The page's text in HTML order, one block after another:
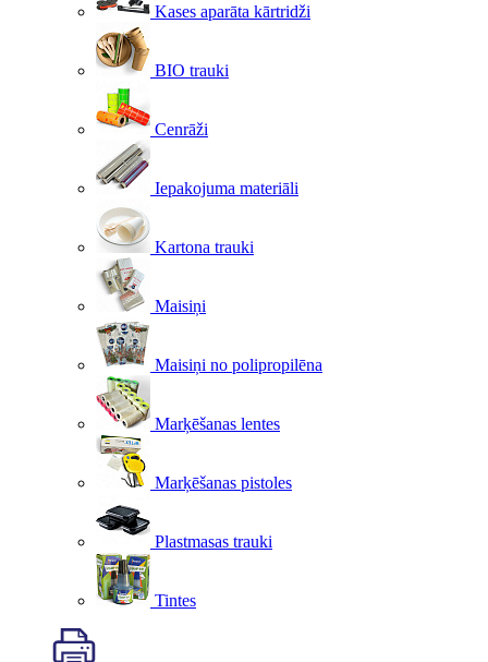
Kases aparāta kārtridži
BIO trauki
Cenrāži
Iepakojuma materiāli
Kartona trauki
Maisiņi
Maisiņi no polipropilēna
Marķēšanas lentes
Marķēšanas pistoles
Plastmasas trauki
Tintes